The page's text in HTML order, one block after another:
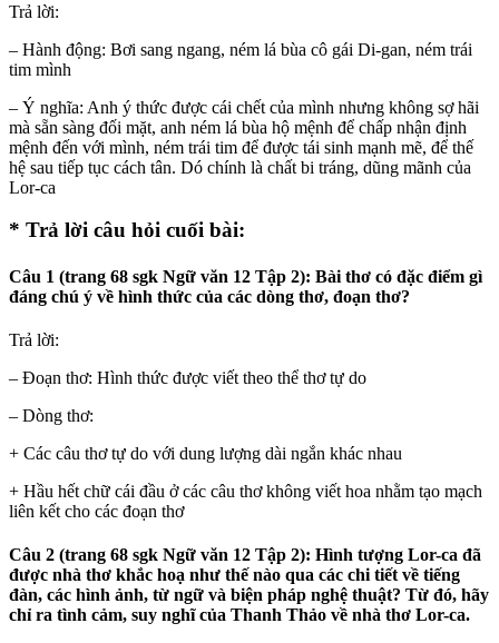
Trả lời:
– Hành động: Bơi sang ngang, ném lá bùa cô gái Di-gan, ném trái
tim mình
– Ý nghĩa: Anh ý thức được cái chết của mình nhưng không sợ hãi
mà sẵn sàng đối mặt, anh ném lá bùa hộ mệnh để chấp nhận định
mệnh đến với mình, ném trái tim để được tái sinh mạnh mẽ, để thế
hệ sau tiếp tục cách tân. Dó chính là chất bi tráng, dũng mãnh của
Lor-ca
* Trả lời câu hỏi cuối bài:
Câu 1 (trang 68 sgk Ngữ văn 12 Tập 2): Bài thơ có đặc điểm gì
đáng chú ý về hình thức của các dòng thơ, đoạn thơ?
Trả lời:
– Đoạn thơ: Hình thức được viết theo thể thơ tự do
– Dòng thơ:
+ Các câu thơ tự do với dung lượng dài ngắn khác nhau
+ Hầu hết chữ cái đầu ở các câu thơ không viết hoa nhằm tạo mạch
liên kết cho các đoạn thơ
Câu 2 (trang 68 sgk Ngữ văn 12 Tập 2): Hình tượng Lor-ca đã
được nhà thơ khắc hoạ như thế nào qua các chi tiết về tiếng
đàn, các hình ảnh, từ ngữ và biện pháp nghệ thuật? Từ đó, hãy
chỉ ra tình cảm, suy nghĩ của Thanh Thảo về nhà thơ Lor-ca.